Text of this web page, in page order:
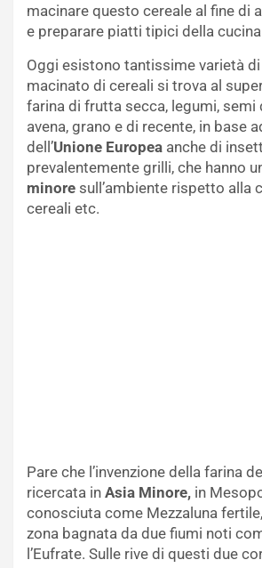
macinare questo cereale al fine di
e preparare piatti tipici della
Oggi esistono tantissime varietà
macinato di cereali si trova al
farina di frutta secca, legumi, semi
avena, grano e di recente, in base
dell’Unione Europea anche di
prevalentemente grilli, che hanno
minore sull’ambiente rispetto alla
cereali etc.
Pare che l’invenzione della farina
ricercata in Asia Minore, in
conosciuta come Mezzaluna
zona bagnata da due fiumi noti
l’Eufrate. Sulle rive di questi due